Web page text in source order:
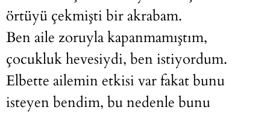
örtüyü çekmişti bir akrabam.
Ben aile zoruyla kapanmamıştım,
çocukluk hevesiydi, ben istiyordum.
Elbette ailemin etkisi var fakat bunu
isteyen bendim, bu nedenle bunu